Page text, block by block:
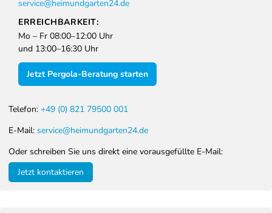
service@heimundgarten24.de
ERREICHBARKEIT:
Mo – Fr 08:00–12:00 Uhr
und 13:00–16:30 Uhr
Jetzt Pergola-Beratung starten
Telefon: +49 (0) 821 79500 001
E-Mail: service@heimundgarten24.de
Oder schreiben Sie uns direkt eine vorausgefüllte E-Mail:
Jetzt kontaktieren